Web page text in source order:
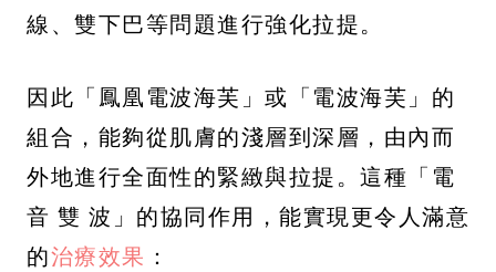
線、雙下巴等問題進行強化拉提。
因此「鳳凰電波海芙」或「電波海芙」的
組合，能夠從肌膚的淺層到深層，由內而
外地進行全面性的緊緻與拉提。這種「電
音 雙 波」的協同作用，能實現更令人滿意
的治療效果 ：